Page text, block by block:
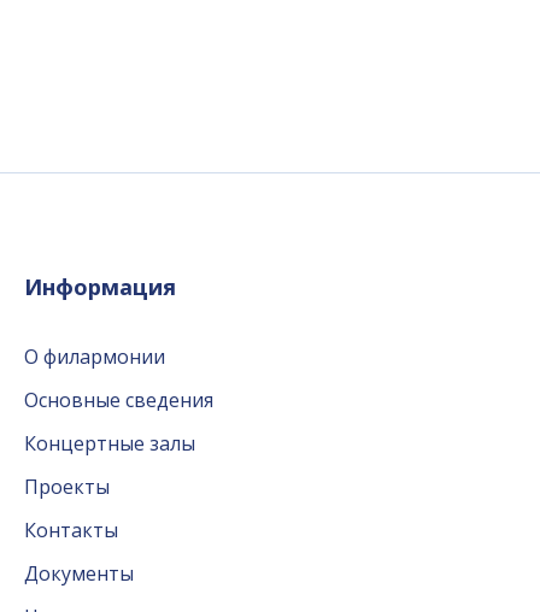
Информация
О филармонии
Основные сведения
Концертные залы
Проекты
Контакты
Документы